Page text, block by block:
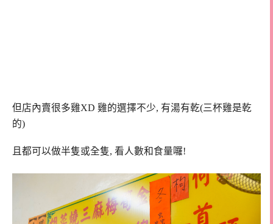
但店內賣很多雞XD 雞的選擇不少, 有湯有乾(三杯雞是乾
的)
且都可以做半隻或全隻, 看人數和食量囉!